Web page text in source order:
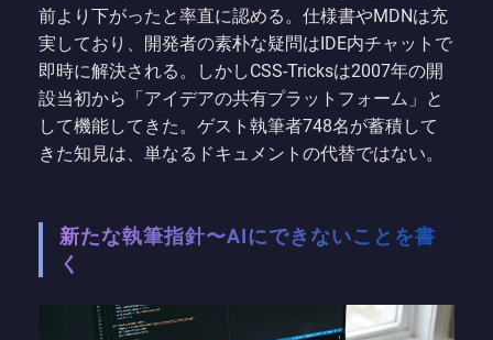
前より下がったと率直に認める。仕様書やMDNは充
実しており、開発者の素朴な疑問はIDE内チャットで
即時に解決される。しかしCSS-Tricksは2007年の開
設当初から「アイデアの共有プラットフォーム」と
して機能してきた。ゲスト執筆者748名が蓄積して
きた知見は、単なるドキュメントの代替ではない。
新たな執筆指針〜AIにできないことを書
く